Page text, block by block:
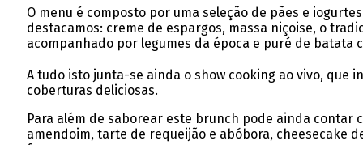
O menu é composto por uma seleção de pães e
destacamos: creme de espargos, massa niçoise, o
acompanhado por legumes da época e puré de batata
A tudo isto junta-se ainda o show cooking ao vivo, que
coberturas deliciosas.
Para além de saborear este brunch pode ainda contar
amendoim, tarte de requeijão e abóbora, cheesecake